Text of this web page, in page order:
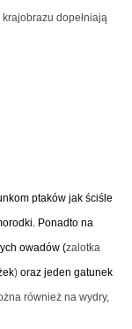
dopełniają
ptaków jak ściśle
Ponadto na
owadów (zalotka
) oraz jeden gatunek
również na wydry,